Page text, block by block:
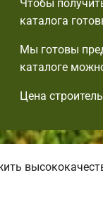
Чтобы
каталога
Мы готовы
каталоге
Цена